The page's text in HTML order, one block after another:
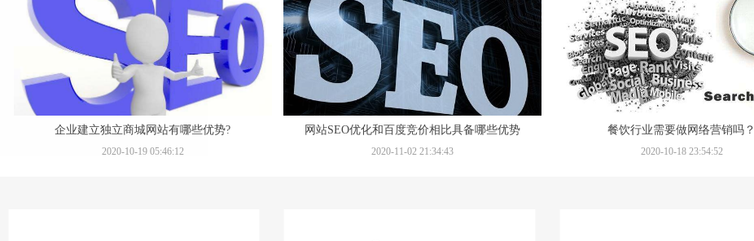
企业建立独立商城网站有哪些优势?
2020-10-19 05:46:12
网站SEO优化和百度竞价相比具备哪些优势
2020-11-02 21:34:43
餐饮行业需要做网络营销吗？
2020-10-18 23:54:52